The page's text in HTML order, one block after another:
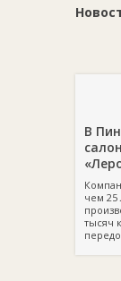
В
чем 25
тысяч